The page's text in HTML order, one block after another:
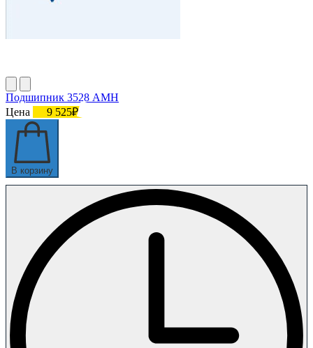
Подшипник 3528 AMH
Цена
9 525₽
В корзину